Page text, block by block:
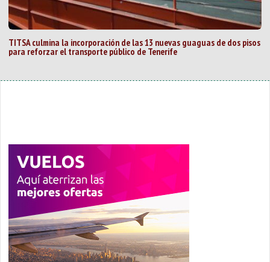
TITSA culmina la incorporación de las 13 nuevas guaguas de dos pisos
para reforzar el transporte público de Tenerife